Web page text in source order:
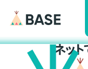
ネット